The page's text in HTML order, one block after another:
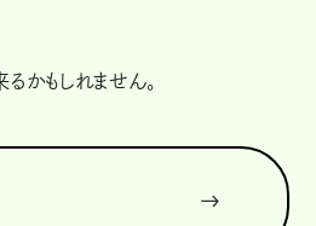
かもしれません。